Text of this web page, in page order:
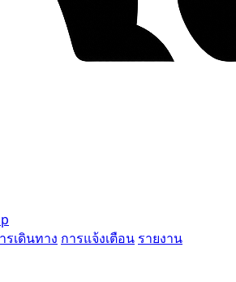
รเดินทาง การแจ้งเตือน รายงาน